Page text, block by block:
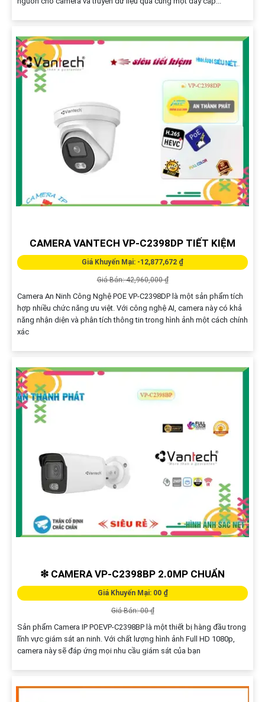
CAMERA VANTECH VP-C2398DP TIẾT KIỆM
Giá Khuyến Mại: -12,877,672 ₫
Giá Bán: 42,960,000 ₫
Camera An Ninh Công Nghệ POE VP-C2398DP là một sản phẩm tích
hợp nhiều chức năng ưu việt. Với công nghệ AI, camera này có khả
năng nhận diện và phân tích thông tin trong hình ảnh một cách chính
xác
❇ CAMERA VP-C2398BP 2.0MP CHUẨN
Giá Khuyến Mại: 00 ₫
Giá Bán: 00 ₫
Sản phẩm Camera IP POEVP-C2398BP là một thiết bị hàng đầu trong
lĩnh vực giám sát an ninh. Với chất lượng hình ảnh Full HD 1080p,
camera này sẽ đáp ứng mọi nhu cầu giám sát của bạn